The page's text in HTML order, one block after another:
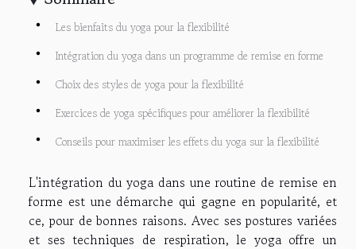
Les bienfaits du yoga pour la flexibilité
Intégration du yoga dans un programme de remise en forme
Choix des styles de yoga pour la flexibilité
Exercices de yoga spécifiques pour améliorer la flexibilité
Conseils pour maximiser les effets du yoga sur la flexibilité
L'intégration du yoga dans une routine de remise en
forme est une démarche qui gagne en popularité, et
ce, pour de bonnes raisons. Avec ses postures variées
et ses techniques de respiration, le yoga offre un